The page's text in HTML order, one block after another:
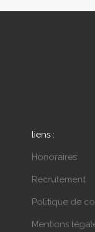
liens :
Honoraires
Recrutement
Politique de
Mentions